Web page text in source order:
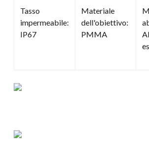
Tasso
impermeabile:
IP67
Materiale
dell'obiettivo:
PMMA